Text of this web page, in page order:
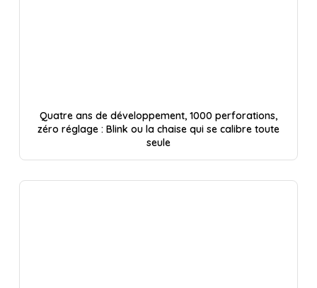
Quatre ans de développement, 1000 perforations,
zéro réglage : Blink ou la chaise qui se calibre toute
seule